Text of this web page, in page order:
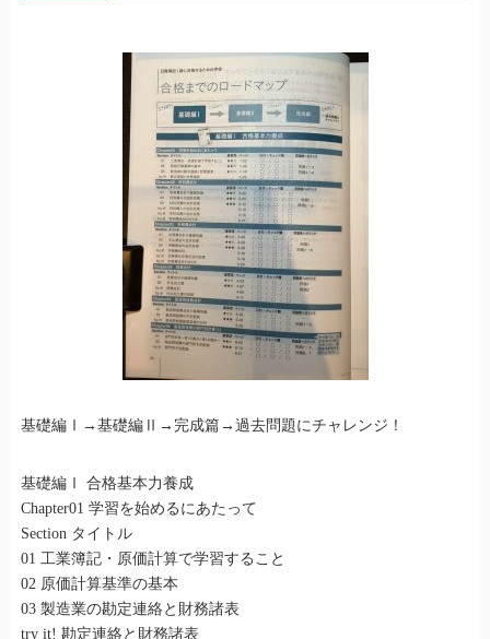
基礎編Ⅰ→基礎編Ⅱ→完成篇→過去問題にチャレンジ！
基礎編Ⅰ 合格基本力養成
Chapter01 学習を始めるにあたって
Section タイトル
01 工業簿記・原価計算で学習すること
02 原価計算基準の基本
03 製造業の勘定連絡と財務諸表
try it! 勘定連絡と財務諸表